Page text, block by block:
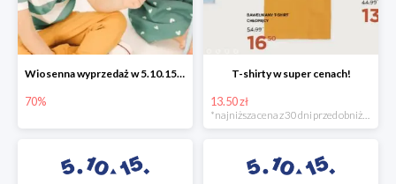
Wiosenna wyprzedaż w 5.10.15 -70%
70%
T-shirty w super cenach!
13.50 zł
*najniższa cena z 30 dni przed obniżką